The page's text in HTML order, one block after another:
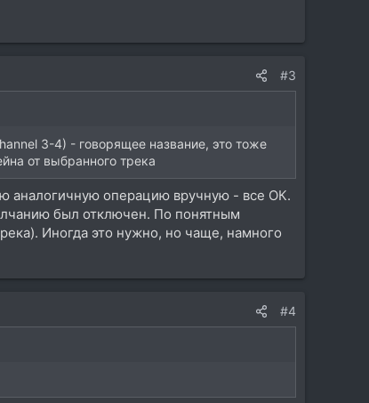
#3
3-4) - говорящее название, это тоже
от выбранного трека
аналогичную операцию вручную - все ОК.
был отключен. По понятным
Иногда это нужно, но чаще, намного
#4